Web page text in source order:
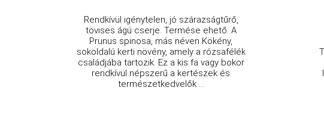
Rendkívül igénytelen, jó szárazságtűrő,
tövises ágú cserje. Termése ehető. A
Prunus spinosa, más néven Kökény,
sokoldalú kerti növény, amely a rózsafélék
családjába tartozik. Ez a kis fa vagy bokor
rendkívül népszerű a kertészek és
természetkedvelők ...